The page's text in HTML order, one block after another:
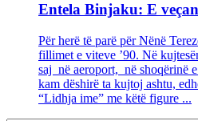
Entela Binjaku: E
Për herë të parë për Nënë
fillimet e viteve ’90. Në
saj në aeroport, në
kam dëshirë ta kujtoj ashtu,
“Lidhja ime” me këtë figure ...